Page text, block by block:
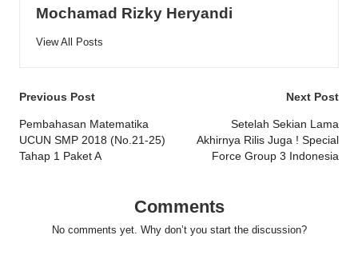
Mochamad Rizky Heryandi
View All Posts
Post
navigation
Previous Post
Pembahasan Matematika
UCUN SMP 2018 (No.21-25)
Tahap 1 Paket A
Next Post
Setelah Sekian Lama
Akhirnya Rilis Juga ! Special
Force Group 3 Indonesia
Comments
No comments yet. Why don’t you start the discussion?